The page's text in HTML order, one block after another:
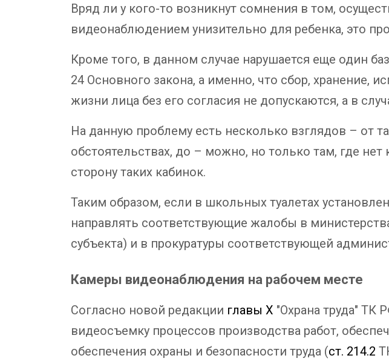
Вряд ли у кого-то возникнут сомнения в том,
видеонаблюдением унизительно для ребенка, это
Кроме того, в данном случае нарушается еще один
24 Основного закона, а именно, что сбор, хранение,
жизни лица без его согласия не допускаются, а в
На данную проблему есть несколько взглядов – от
обстоятельствах, до – можно, но только там, где
сторону таких кабинок.
Таким образом, если в школьных туалетах
направлять соответствующие жалобы в
субъекта) и в прокуратуры соответствующей
Камеры видеонаблюдения на рабочем месте
Согласно новой редакции главы X "Охрана труда" ТК
видеосъемку процессов производства работ,
обеспечения охраны и безопасности труда (ст. 214.2